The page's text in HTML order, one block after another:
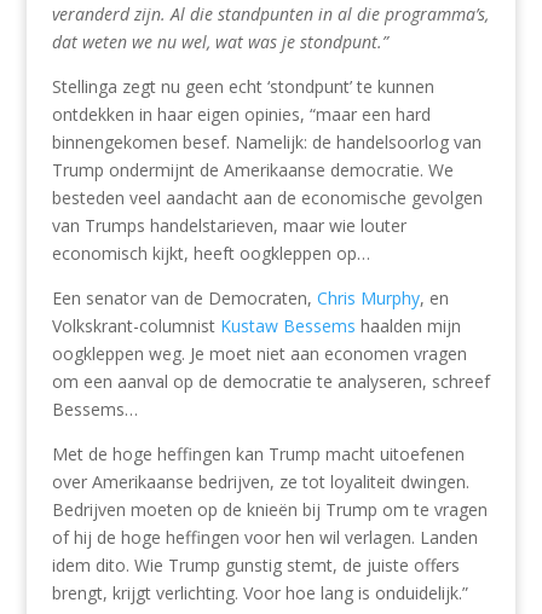
veranderd zijn. Al die standpunten in al die programma’s,
dat weten we nu wel, wat was je stondpunt.”
Stellinga zegt nu geen echt ‘stondpunt’ te kunnen
ontdekken in haar eigen opinies, “maar een hard
binnengekomen besef. Namelijk: de handelsoorlog van
Trump ondermijnt de Amerikaanse democratie. We
besteden veel aandacht aan de economische gevolgen
van Trumps handelstarieven, maar wie louter
economisch kijkt, heeft oogkleppen op…
Een senator van de Democraten, Chris Murphy, en
Volkskrant-columnist Kustaw Bessems haalden mijn
oogkleppen weg. Je moet niet aan economen vragen
om een aanval op de democratie te analyseren, schreef
Bessems…
Met de hoge heffingen kan Trump macht uitoefenen
over Amerikaanse bedrijven, ze tot loyaliteit dwingen.
Bedrijven moeten op de knieën bij Trump om te vragen
of hij de hoge heffingen voor hen wil verlagen. Landen
idem dito. Wie Trump gunstig stemt, de juiste offers
brengt, krijgt verlichting. Voor hoe lang is onduidelijk.”